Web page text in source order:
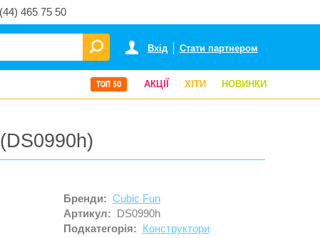
465 75 50
Вхід Стати партнером
ТОП 50 АКЦІЇ ХІТИ НОВИНКИ
Бренди: Cubic Fun
Артикул: DS0990h
Подкатегорія: Конструктори